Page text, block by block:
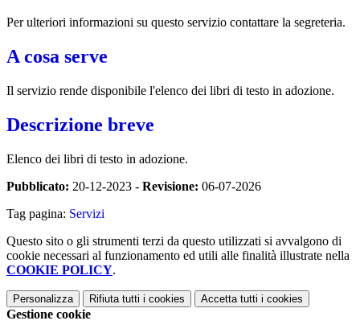
Per ulteriori informazioni su questo servizio contattare la segreteria.
A cosa serve
Il servizio rende disponibile l'elenco dei libri di testo in adozione.
Descrizione breve
Elenco dei libri di testo in adozione.
Pubblicato: 20-12-2023 - Revisione: 06-07-2026
Tag pagina: Servizi
Questo sito o gli strumenti terzi da questo utilizzati si avvalgono di
cookie necessari al funzionamento ed utili alle finalità illustrate nella
COOKIE POLICY.
Personalizza Rifiuta tutti i cookies Accetta tutti i cookies
Gestione cookie